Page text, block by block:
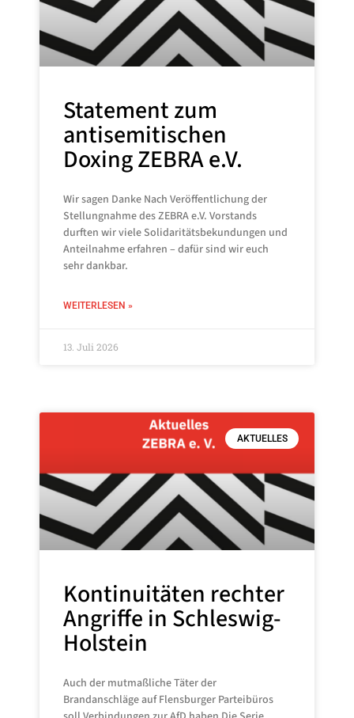
Statement zum
antisemitischen
Doxing ZEBRA e.V.
Wir sagen Danke Nach Veröffentlichung der
Stellungnahme des ZEBRA e.V. Vorstands
durften wir viele Solidaritätsbekundungen und
Anteilnahme erfahren – dafür sind wir euch
sehr dankbar.
WEITERLESEN »
13. Juli 2026
AKTUELLES
Kontinuitäten rechter
Angriffe in Schleswig-
Holstein
Auch der mutmaßliche Täter der
Brandanschläge auf Flensburger Parteibüros